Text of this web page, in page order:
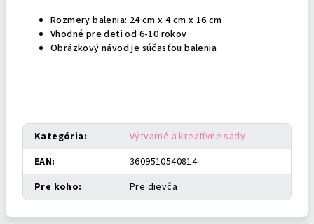
Rozmery balenia: 24 cm x 4 cm x 16 cm
Vhodné pre deti od 6-10 rokov
Obrázkový návod je súčasťou balenia
Kategória:
Výtvarné a kreatívne sady
EAN:
3609510540814
Pre koho: Pre dievča